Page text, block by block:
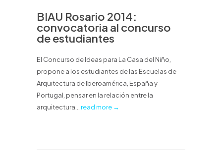
BIAU Rosario 2014:
convocatoria al concurso
de estudiantes
El Concurso de Ideas para La Casa del Niño,
propone a los estudiantes de las Escuelas de
Arquitectura de Iberoamérica, España y
Portugal, pensar en la relación entre la
arquitectura... read more →